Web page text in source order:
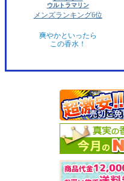
ウルトラマリン
メンズランキング6位
爽やかといったら
この香水！